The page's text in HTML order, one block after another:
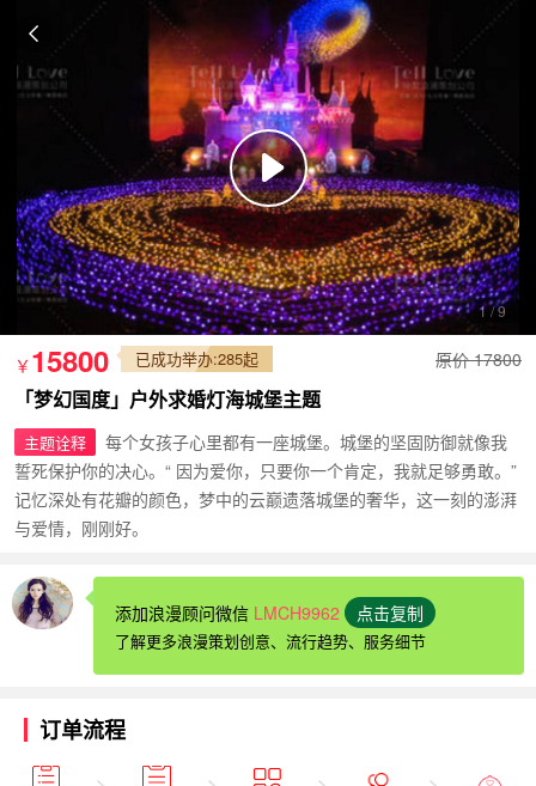
1/9
￥ 15800 已成功举办:285起 原价17800
「梦幻国度」户外求婚灯海城堡主题
主题诠释
每个女孩子心里都有一座城堡。城堡的坚固防御就像我
誓死保护你的决心。“ 因为爱你，只要你一个肯定，我就足够勇敢。”
记忆深处有花瓣的颜色，梦中的云巅遗落城堡的奢华，这一刻的澎湃
与爱情，刚刚好。
添加浪漫顾问微信 LMCH9962 点击复制
了解更多浪漫策划创意、流行趋势、服务细节
订单流程